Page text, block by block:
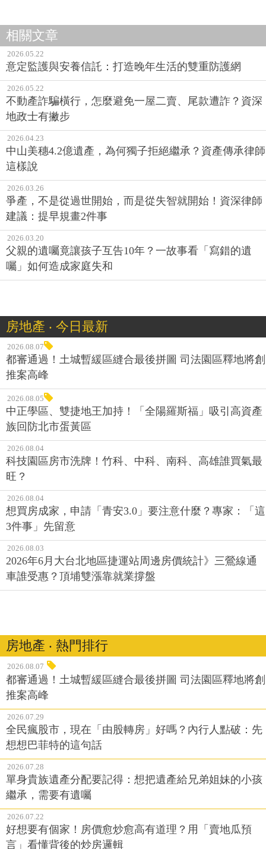
相關文章
2026.05.22
意定監護與安養信託：打造晚年生活的雙重防護網
2026.05.22
不動產詐騙橫行，怎麼避免一屋二賣、尾款遭詐？資深
地政士有撇步
2026.04.23
中山美穗4.2億遺產，為何獨子拒絕繼承？資產傳承律師
這樣說
2026.03.26
爭產，不是從過世開始，而是從失智就開始！資深律師
建議：提早規畫2件事
2026.03.20
父親的遺囑竟讓孩子互告10年？一故事看「寫錯的遺
囑」如何造成家庭失和
房地產 ‧ 今日最新
2026.08.07
都審通過！土城暫緩區縫合最後拼圖 司法園區釋地將創
推案高峰
2026.08.05
中正學區、雙捷地王加持！「全陽羅斯福」吸引高資產
族回防北市蛋黃區
2026.08.04
科技園區房市洗牌！竹科、中科、南科、高雄誰買氣最
旺？
2026.08.04
想買房成家，申請「青安3.0」要注意什麼？專家：「這
3件事」先留意
2026.08.03
2026年6月大台北地區捷運站周邊房價統計》三鶯線通
車誰受惠？頂埔雙漲靠就業撐盤
房地產 ‧ 熱門排行
2026.08.07
都審通過！土城暫緩區縫合最後拼圖 司法園區釋地將創
推案高峰
2026.07.29
全民瘋股市，現在「由股轉房」好嗎？內行人點破：先
想想巴菲特的這句話
2026.07.28
單身貴族遺產分配要記得：想把遺產給兄弟姐妹的小孩
繼承，需要有遺囑
2026.07.22
好想要有個家！房價愈炒愈高有道理？用「賣地瓜預
言」看懂背後的炒房邏輯